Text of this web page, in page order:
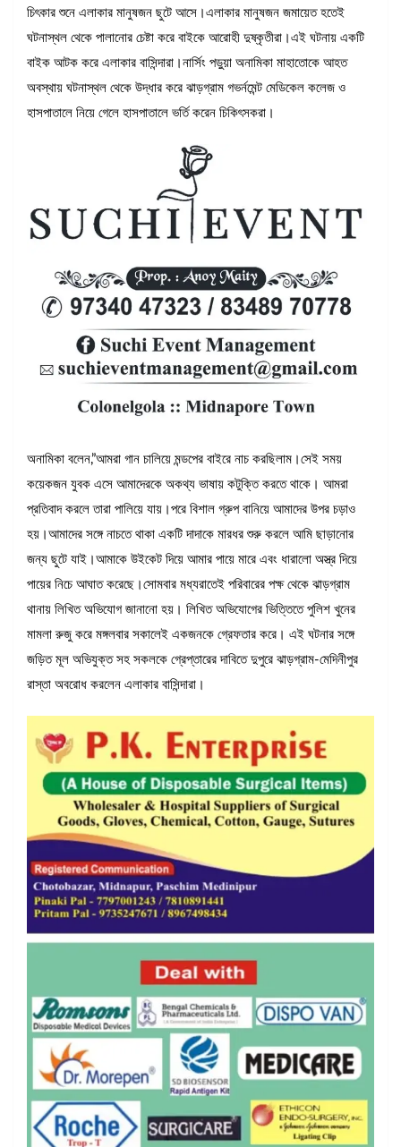
চিৎকার শুনে এলাকার মানুষজন ছুটে আসে।এলাকার মানুষজন জমায়েত হতেই
ঘটনাস্থল থেকে পালানোর চেষ্টা করে বাইকে আরোহী দুষ্কৃতীরা।এই ঘটনায় একটি
বাইক আটক করে এলাকার বাসিন্দারা।নার্সিং পড়ুয়া অনামিকা মাহাতোকে আহত
অবস্থায় ঘটনাস্থল থেকে উদ্ধার করে ঝাড়গ্রাম গভর্নমেন্ট মেডিকেল কলেজ ও
হাসপাতালে নিয়ে গেলে হাসপাতালে ভর্তি করেন চিকিৎসকরা।
অনামিকা বলেন,”আমরা গান চালিয়ে মন্ডপের বাইরে নাচ করছিলাম।সেই সময়
কয়েকজন যুবক এসে আমাদেরকে অকথ্য ভাষায় কটুক্তি করতে থাকে। আমরা
প্রতিবাদ করলে তারা পালিয়ে যায়।পরে বিশাল গ্রুপ বানিয়ে আমাদের উপর চড়াও
হয়।আমাদের সঙ্গে নাচতে থাকা একটি দাদাকে মারধর শুরু করলে আমি ছাড়ানোর
জন্য ছুটে যাই।আমাকে উইকেট দিয়ে আমার পায়ে মারে এবং ধারালো অস্ত্র দিয়ে
পায়ের নিচে আঘাত করেছে।সোমবার মধ্যরাতেই পরিবারের পক্ষ থেকে ঝাড়গ্রাম
থানায় লিখিত অভিযোগ জানানো হয়। লিখিত অভিযোগের ভিত্তিতে পুলিশ খুনের
মামলা রুজু করে মঙ্গলবার সকালেই একজনকে গ্রেফতার করে। এই ঘটনার সঙ্গে
জড়িত মূল অভিযুক্ত সহ সকলকে গ্রেপ্তারের দাবিতে দুপুরে ঝাড়গ্রাম-মেদিনীপুর
রাস্তা অবরোধ করলেন এলাকার বাসিন্দারা।